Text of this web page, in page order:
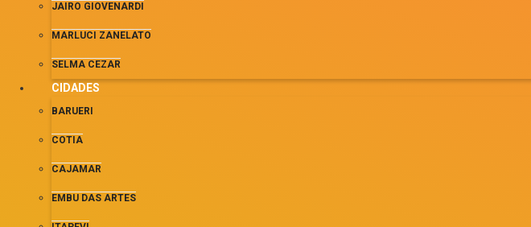
JAIRO GIOVENARDI
MARLUCI ZANELATO
SELMA CEZAR
CIDADES
BARUERI
COTIA
CAJAMAR
EMBU DAS ARTES